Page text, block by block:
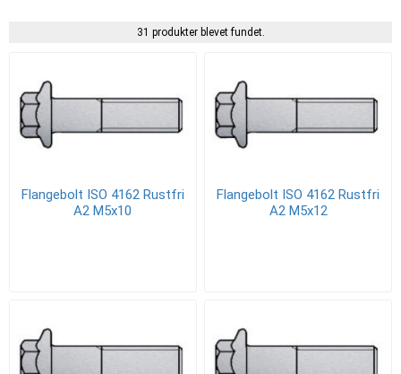
31 produkter blevet fundet.
Flangebolt ISO 4162 Rustfri
A2 M5x10
Flangebolt ISO 4162 Rustfri
A2 M5x12